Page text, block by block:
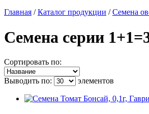
Главная /Каталог продукции /Семена
Семена серии
Сортировать по:
Выводить по: элементов